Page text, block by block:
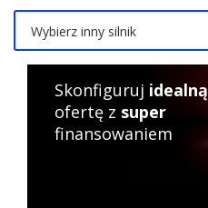
Wybierz inny silnik
Skonfiguruj idealną
ofertę z super
finansowaniem